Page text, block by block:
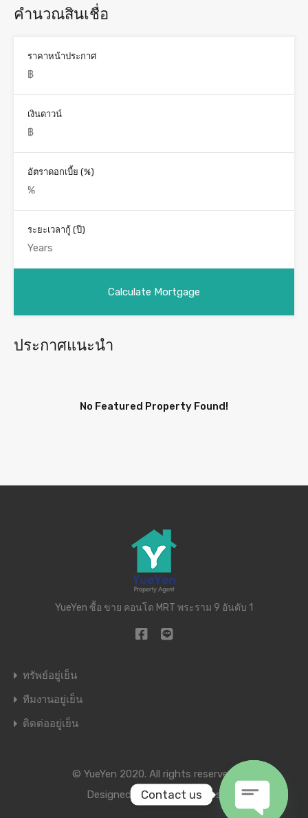
คำนวณสินเชื่อ
ราคาหน้าประกาศ
เงินดาวน์
อัตราดอกเบี้ย (%)
ระยะเวลากู้ (ปี)
ประกาศแนะนำ
No Featured Property Found!
YueYen ซื้อ ขาย คอนโด MRT พระราม 9 อันดับ 1
ทรัพย์อยู่เย็น
ทีมงานอยู่เย็น
ติดต่ออยู่เย็น
© YueYen 2020. All rights reserved.
Designed byInspiry Themes
Contact us